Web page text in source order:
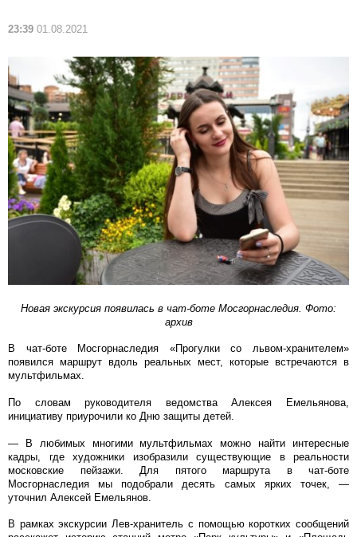
23:39 01.08.2021
Новая экскурсия появилась в чат-боте Мосгорнаследия. Фото:
архив
В чат-боте Мосгорнаследия «Прогулки со львом-хранителем»
появился маршрут вдоль реальных мест, которые встречаются в
мультфильмах.
По словам руководителя ведомства Алексея Емельянова,
инициативу приурочили ко Дню защиты детей.
— В любимых многими мультфильмах можно найти интересные
кадры, где художники изобразили существующие в реальности
московские пейзажи. Для пятого маршрута в чат-боте
Мосгорнаследия мы подобрали десять самых ярких точек, —
уточнил Алексей Емельянов.
В рамках экскурсии Лев-хранитель с помощью коротких сообщений